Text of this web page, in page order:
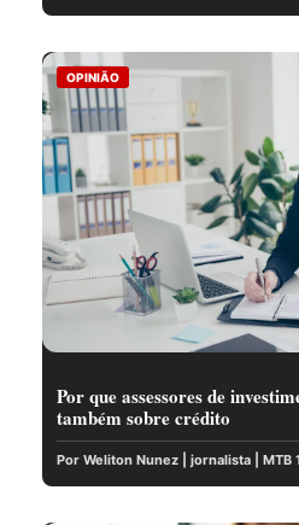
OPINIÃO
Por que assessores de
também sobre crédito
Por Weliton Nunez | jornalista | MTB